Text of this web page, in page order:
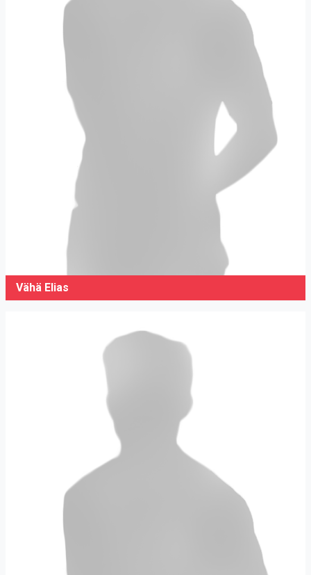
Vähä Elias